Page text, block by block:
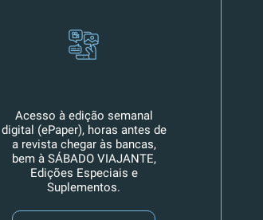
Acesso à edição semanal
digital (ePaper), horas antes de
a revista chegar às bancas,
bem à SÁBADO VIAJANTE,
Edições Especiais e
Suplementos.